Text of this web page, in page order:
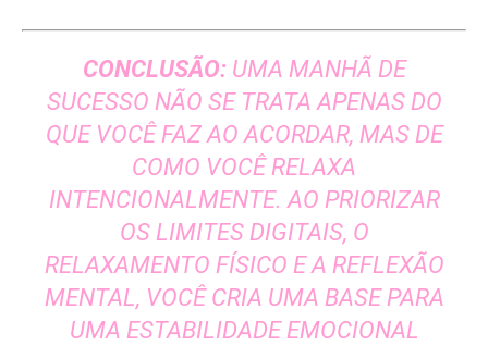
CONCLUSÃO:UMA MANHÃ DE
SUCESSO NÃO SE TRATA APENAS DO
QUE VOCÊ FAZ AO ACORDAR, MAS DE
COMO VOCÊ RELAXA
INTENCIONALMENTE. AO PRIORIZAR
OS LIMITES DIGITAIS, O
RELAXAMENTO FÍSICO E A REFLEXÃO
MENTAL, VOCÊ CRIA UMA BASE PARA
UMA ESTABILIDADE EMOCIONAL